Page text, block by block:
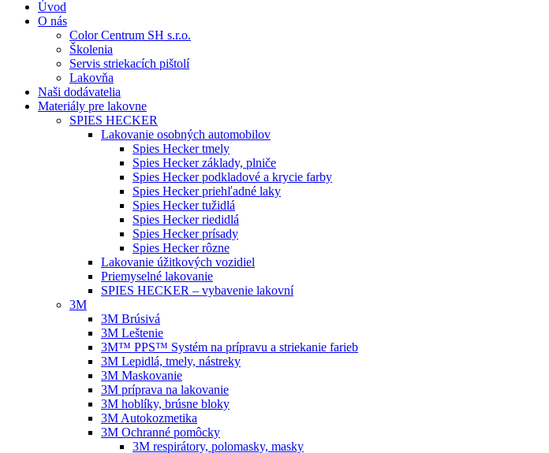
Úvod
O nás
Color Centrum SH s.r.o.
Školenia
Servis striekacích pištolí
Lakovňa
Naši dodávatelia
Materiály pre lakovne
SPIES HECKER
Lakovanie osobných automobilov
Spies Hecker tmely
Spies Hecker základy, plniče
Spies Hecker podkladové a krycie farby
Spies Hecker priehľadné laky
Spies Hecker tužidlá
Spies Hecker riedidlá
Spies Hecker prísady
Spies Hecker rôzne
Lakovanie úžitkových vozidiel
Priemyselné lakovanie
SPIES HECKER – vybavenie lakovní
3M
3M Brúsivá
3M Leštenie
3M™ PPS™ Systém na prípravu a striekanie farieb
3M Lepidlá, tmely, nástreky
3M Maskovanie
3M príprava na lakovanie
3M hoblíky, brúsne bloky
3M Autokozmetika
3M Ochranné pomôcky
3M respirátory, polomasky, masky